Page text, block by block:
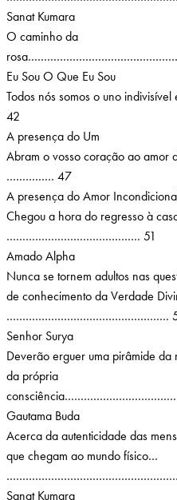
Sanat Kumara
O caminho da
Eu Sou O Que Eu Sou
Todos nós somos o uno
42
A presença do Um
Abram o vosso coração ao amor
…………… 47
A presença do Amor
Chegou a hora do regresso à
…………………………………… 51
Amado Alpha
Nunca se tornem adultos nas
de conhecimento da Verdade
……………………………………………
Senhor Surya
Deverão erguer uma pirâmide
da própria
Gautama Buda
Acerca da autenticidade das
que chegam ao mundo físico…
Sanat Kumara